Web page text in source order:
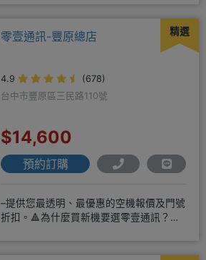
精選
零壹通訊-豐原總店
4.9
(678)
台中市豐原區三民路110號
$14,600
預約訂購
–提供您最透明、最優惠的空機報價及門號
折扣。🔺為什麼買新機要選零壹通訊？